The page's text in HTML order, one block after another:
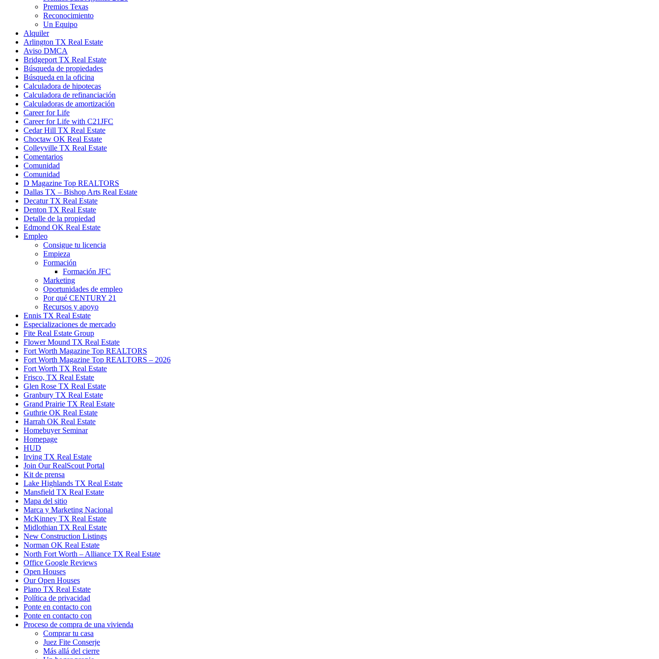
Premios Texas
Reconocimiento
Un Equipo
Alquiler
Arlington TX Real Estate
Aviso DMCA
Bridgeport TX Real Estate
Búsqueda de propiedades
Búsqueda en la oficina
Calculadora de hipotecas
Calculadora de refinanciación
Calculadoras de amortización
Career for Life
Career for Life with C21JFC
Cedar Hill TX Real Estate
Choctaw OK Real Estate
Colleyville TX Real Estate
Comentarios
Comunidad
Comunidad
D Magazine Top REALTORS
Dallas TX – Bishop Arts Real Estate
Decatur TX Real Estate
Denton TX Real Estate
Detalle de la propiedad
Edmond OK Real Estate
Empleo
Consigue tu licencia
Empieza
Formación
Formación JFC
Marketing
Oportunidades de empleo
Por qué CENTURY 21
Recursos y apoyo
Ennis TX Real Estate
Especializaciones de mercado
Fite Real Estate Group
Flower Mound TX Real Estate
Fort Worth Magazine Top REALTORS
Fort Worth Magazine Top REALTORS – 2026
Fort Worth TX Real Estate
Frisco, TX Real Estate
Glen Rose TX Real Estate
Granbury TX Real Estate
Grand Prairie TX Real Estate
Guthrie OK Real Estate
Harrah OK Real Estate
Homebuyer Seminar
Homepage
HUD
Irving TX Real Estate
Join Our RealScout Portal
Kit de prensa
Lake Highlands TX Real Estate
Mansfield TX Real Estate
Mapa del sitio
Marca y Marketing Nacional
McKinney TX Real Estate
Midlothian TX Real Estate
New Construction Listings
Norman OK Real Estate
North Fort Worth – Alliance TX Real Estate
Office Google Reviews
Open Houses
Our Open Houses
Plano TX Real Estate
Política de privacidad
Ponte en contacto con
Ponte en contacto con
Proceso de compra de una vivienda
Comprar tu casa
Juez Fite Conserje
Más allá del cierre